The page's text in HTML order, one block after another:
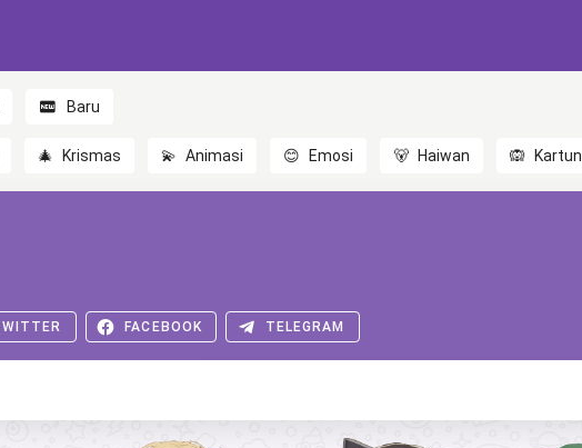
Baru
🎄 Krismas 💫 Animasi 😊 Emosi 🐻 Haiwan 🙉 Kartun
FACEBOOK TELEGRAM